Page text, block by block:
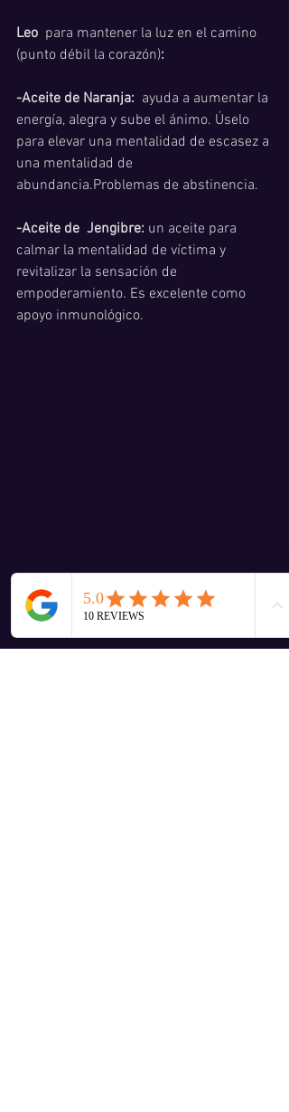
Leo para mantener la luz en el camino
(punto débil la corazón):
-Aceite de Naranja: ayuda a aumentar la
energía, alegra y sube el ánimo. Úselo
para elevar una mentalidad de escasez a
una mentalidad de
abundancia.Problemas de abstinencia.
-Aceite de  Jengibre: un aceite para
calmar la mentalidad de víctima y
revitalizar la sensación de
empoderamiento. Es excelente como
apoyo inmunológico.
Virgo para asegurar buenos hábitos en
rutinas (punto débil el intestino)